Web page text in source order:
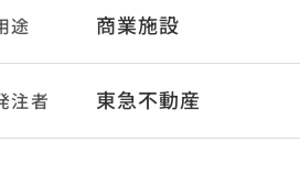
途 商業施設
注者 東急不動産